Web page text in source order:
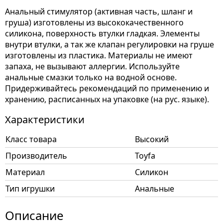
Анальный стимулятор (активная часть, шланг и
груша) изготовлены из высококачественного
силикона, поверхность втулки гладкая. Элементы
внутри втулки, а так же клапан регулировки на груше
изготовлены из пластика. Материалы не имеют
запаха, не вызывают аллергии. Используйте
анальные смазки только на водной основе.
Придерживайтесь рекомендаций по применению и
хранению, расписанных на упаковке (на рус. языке).
Характеристики
Класс товара
Высокий
Производитель
Toyfa
Материал
Силикон
Тип игрушки
Анальные
Описание